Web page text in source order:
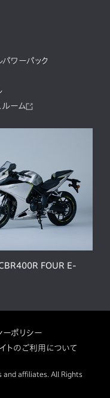
パワーパック
ルーム
FOUR E-
ーポリシー
トのご利用について
and affiliates. All Rights